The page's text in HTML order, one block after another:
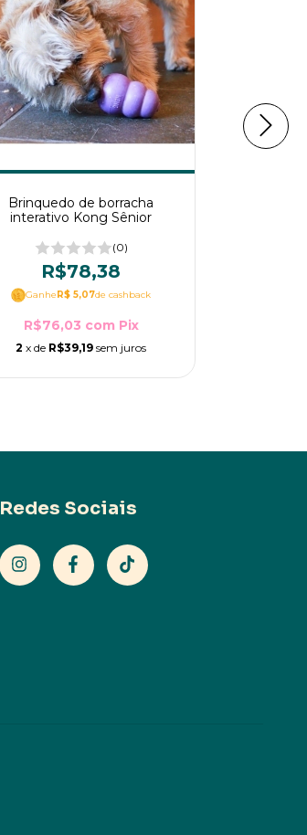
Brinquedo de borracha
interativo Kong Sênior
(0)
R$78,38
Ganhe R$ 5,07de cashback
R$76,03 com Pix
2 x de R$39,19 sem juros
Redes Sociais